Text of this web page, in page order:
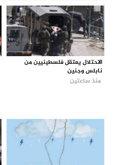
الاحتلال يعتقل فلسطينيين من
نابلس وجنين
منذ ساعتين